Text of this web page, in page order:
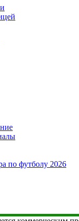
по футболу 2026